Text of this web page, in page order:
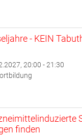
- KEIN
20:00 - 21:30
finden